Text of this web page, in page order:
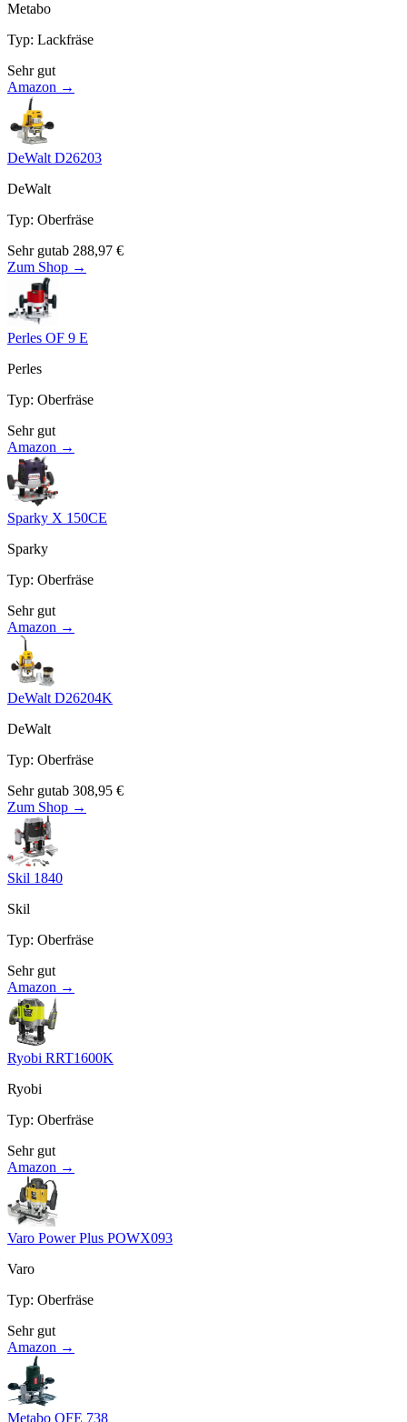
Metabo
Typ: Lackfräse
Sehr gut
Amazon →
DeWalt D26203
DeWalt
Typ: Oberfräse
Sehr gutab 288,97 €
Zum Shop →
Perles OF 9 E
Perles
Typ: Oberfräse
Sehr gut
Amazon →
Sparky X 150CE
Sparky
Typ: Oberfräse
Sehr gut
Amazon →
DeWalt D26204K
DeWalt
Typ: Oberfräse
Sehr gutab 308,95 €
Zum Shop →
Skil 1840
Skil
Typ: Oberfräse
Sehr gut
Amazon →
Ryobi RRT1600K
Ryobi
Typ: Oberfräse
Sehr gut
Amazon →
Varo Power Plus POWX093
Varo
Typ: Oberfräse
Sehr gut
Amazon →
Metabo OFE 738